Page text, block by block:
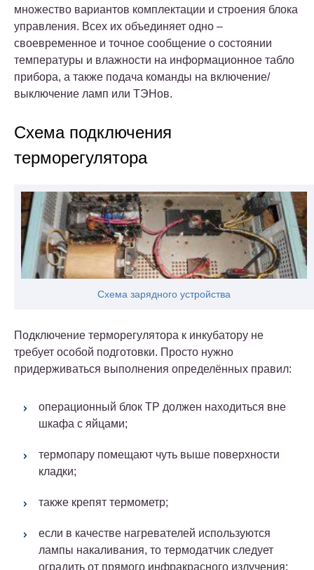
множество вариантов комплектации и строения блока
управления. Всех их объединяет одно –
своевременное и точное сообщение о состоянии
температуры и влажности на информационное табло
прибора, а также подача команды на включение/
выключение ламп или ТЭНов.
Схема подключения
терморегулятора
Схема зарядного устройства
Подключение терморегулятора к инкубатору не
требует особой подготовки. Просто нужно
придерживаться выполнения определённых правил:
операционный блок ТР должен находиться вне
шкафа с яйцами;
термопару помещают чуть выше поверхности
кладки;
также крепят термометр;
если в качестве нагревателей используются
лампы накаливания, то термодатчик следует
оградить от прямого инфракрасного излучения;